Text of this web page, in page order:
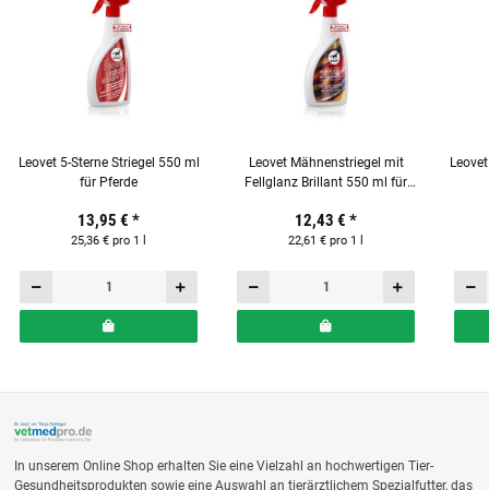
Leovet 5-Sterne Striegel 550 ml
für Pferde
13,95 € *
25,36 € pro 1 l
Leovet Mähnenstriegel mit
Fellglanz Brillant 550 ml für
12,43 € *
22,61 € pro 1 l
In unserem Online Shop erhalten Sie eine Vielzahl an hochwertigen Tier-
Gesundheitsprodukten sowie eine Auswahl an tierärztlichem Spezialfutter, das